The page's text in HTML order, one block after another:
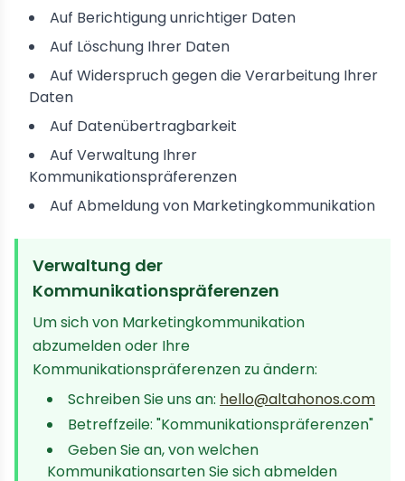
Auf Berichtigung unrichtiger Daten
Auf Löschung Ihrer Daten
Auf Widerspruch gegen die Verarbeitung Ihrer
Daten
Auf Datenübertragbarkeit
Auf Verwaltung Ihrer
Kommunikationspräferenzen
Auf Abmeldung von Marketingkommunikation
Verwaltung der
Kommunikationspräferenzen
Um sich von Marketingkommunikation
abzumelden oder Ihre
Kommunikationspräferenzen zu ändern:
Schreiben Sie uns an: hello@altahonos.com
Betreffzeile: "Kommunikationspräferenzen"
Geben Sie an, von welchen
Kommunikationsarten Sie sich abmelden